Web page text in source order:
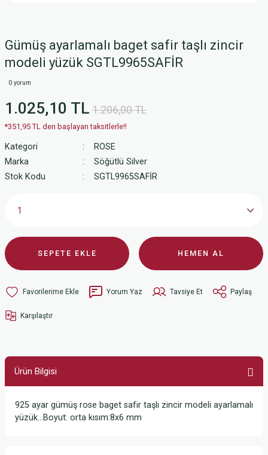
Gümüş ayarlamalı baget safir taşlı zincir
modeli yüzük SGTL9965SAFİR
0 yorum
1.025,10 TL 1.206,00 TL
*351,95 TL den başlayan taksitlerle!!
Kategori
ROSE
Marka
Söğütlü Silver
Stok Kodu
SGTL9965SAFİR
SEPETE EKLE HEMEN AL
Yorum Yaz Tavsiye Et Paylaş
Karşılaştır
Ürün Bilgisi
925 ayar gümüş rose baget safir taşlı zincir modeli ayarlamalı
yüzük…Boyut: orta kısım:8x6 mm